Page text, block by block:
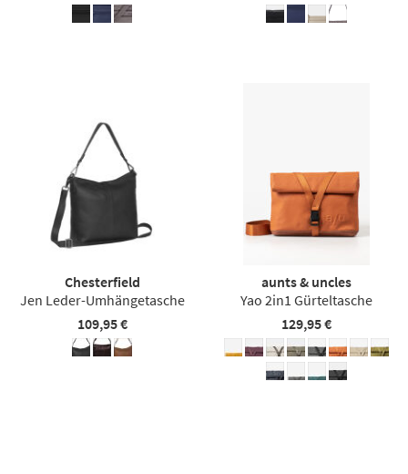
Chesterfield
Jen Leder-Umhängetasche
109,95 €
aunts & uncles
Yao 2in1 Gürteltasche
129,95 €